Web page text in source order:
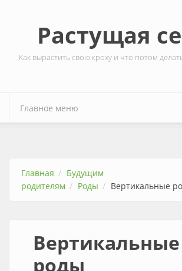
Растущая
Как вырастить свою кроху и что потом
Главная
Будущим
родителям
Роды Вертикальные
Вертикальные
роды